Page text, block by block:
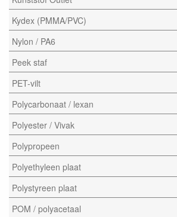
Kydex (PMMA/PVC)
Nylon / PA6
Peek staf
PET-vilt
Polycarbonaat / lexan
Polyester / Vivak
Polypropeen
Polyethyleen plaat
Polystyreen plaat
POM / polyacetaal